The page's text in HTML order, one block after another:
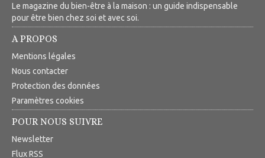
Le magazine du bien-être à la maison : un guide indispensable
pour être bien chez soi et avec soi.
A PROPOS
Mentions légales
Nous contacter
Protection des données
Paramètres cookies
POUR NOUS SUIVRE
Newsletter
Flux RSS